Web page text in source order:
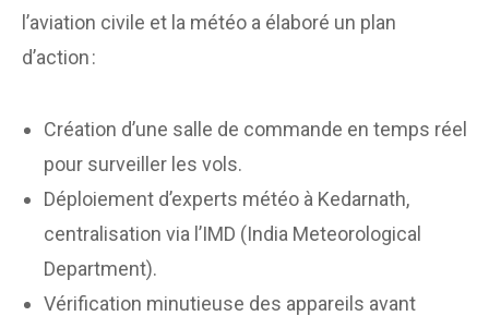
l’aviation civile et la météo a élaboré un plan
d’action :
Création d’une salle de commande en temps réel
pour surveiller les vols.
Déploiement d’experts météo à Kedarnath,
centralisation via l’IMD (India Meteorological
Department).
Vérification minutieuse des appareils avant